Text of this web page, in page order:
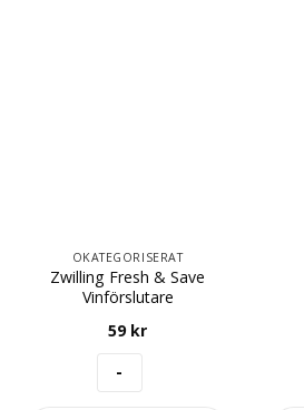
OKATEGORISERAT
Zwilling Fresh & Save
Vinförslutare
59 kr